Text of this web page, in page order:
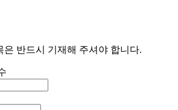
은 반드시 기재해 주셔야 합니다.